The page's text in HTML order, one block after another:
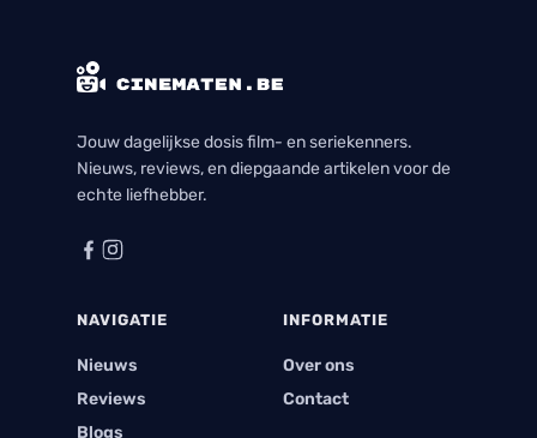
Jouw dagelijkse dosis film- en seriekenners.
Nieuws, reviews, en diepgaande artikelen voor de
echte liefhebber.
NAVIGATIE
Nieuws
Reviews
Blogs
INFORMATIE
Over ons
Contact